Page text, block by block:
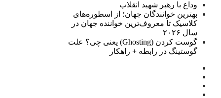
وداع با رهبر شهید انقلاب
بهترین خوانندگان جهان؛ از اسطوره‌های
کلاسیک تا معروف‌ترین خواننده جهان در
سال ۲۰۲۶
گوست کردن (Ghosting) یعنی چی؟ علت
گوستینگ در رابطه + راهکار